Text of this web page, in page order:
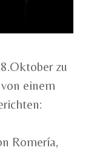
zu
einem
Romería,